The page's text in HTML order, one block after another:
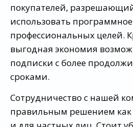
покупателей,
использовать
профессиональных целей.
выгодная экономия
подписки с более
сроками.
Сотрудничество с нашей
правильным решением как